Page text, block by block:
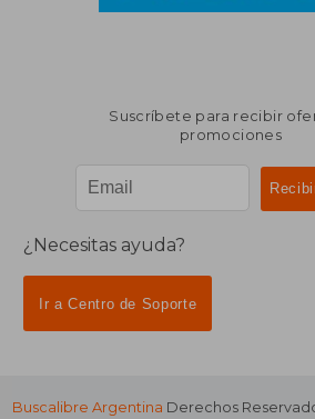
Suscríbete para recibir
promociones
¿Necesitas ayuda?
Ir a Centro de Soporte
Buscalibre Argentina Derechos